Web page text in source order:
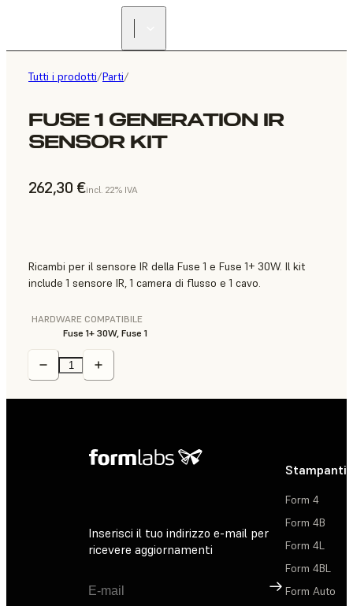
Tutti i prodotti/Parti/
FUSE 1 GENERATION IR
SENSOR KIT
262,30 €incl. 22% IVA
Ricambi per il sensore IR della Fuse 1 e Fuse 1+ 30W. Il kit
include 1 sensore IR, 1 camera di flusso e 1 cavo.
HARDWARE COMPATIBILE
Fuse 1+ 30W, Fuse 1
Inserisci il tuo indirizzo e-mail per
ricevere aggiornamenti
Registrati
Stampanti
Form 4
Form 4B
Form 4L
Form 4BL
Form Auto